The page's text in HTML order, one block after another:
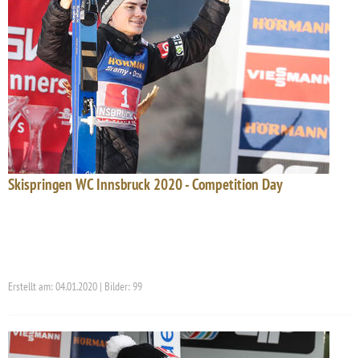
Skispringen WC Innsbruck 2020 - Competition Day
Erstellt am: 04.01.2020 | Bilder: 99